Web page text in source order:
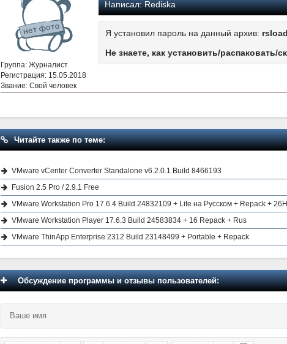
Группа: Журналист
Регистрация: 15.05.2018
Звание: Свой человек
Написал:Rediska
Я установил пароль на данный архив: rsload
Не знаете, как установить/распаковать/
Читайте также по теме:
VMware vCenter Converter Standalone v6.2.0.1 Build 8466193
Fusion 2.5 Pro / 2.9.1 Free
VMware Workstation Pro 17.6.4 Build 24832109 + Lite на Русском + Repack +
VMware Workstation Player 17.6.3 Build 24583834 + 16 Repack + Rus
VMware ThinApp Enterprise 2312 Build 23148499 + Portable + Repack
Обсуждение программы и отзывы пользователей: